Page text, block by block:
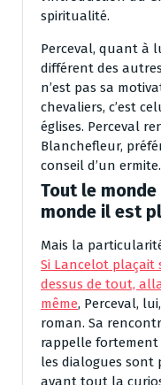
spiritualité.
Perceval, quant à
différent des
n’est pas sa
chevaliers, c’est
églises. Perceval
Blanchefleur,
conseil d’un ermite.
Tout le
monde il est
Mais la
Si Lancelot plaçait
dessus de tout,
même, Perceval,
roman. Sa
rappelle
les dialogues sont